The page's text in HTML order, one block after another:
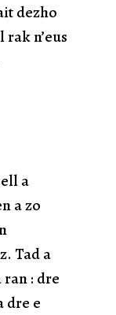
dezho
n’eus
a
a zo
Tad a
ran : dre
dre e